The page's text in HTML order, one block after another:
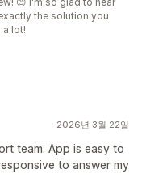
the solution you
a lot!
2026년 3월 22일
team. App is easy to
to answer my